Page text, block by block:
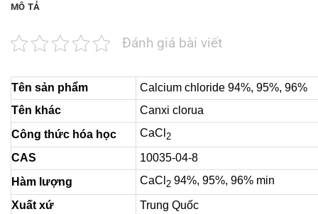
MÔ TẢ
Đánh giá bài viết
Tên sản phẩm
Calcium chloride 94%, 95%, 96%
Tên khác
Canxi clorua
Công thức hóa học
CaCl 2
CAS
10035-04-8
Hàm lượng
CaCl 2 94%, 95%, 96% min
Xuất xứ Trung Quốc